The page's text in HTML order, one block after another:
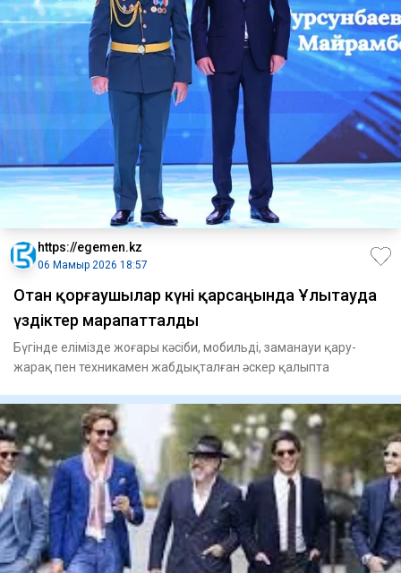
https://egemen.kz
06 Мамыр 2026 18:57
Отан қорғаушылар күні қарсаңында Ұлытауда
үздіктер марапатталды
Бүгінде елімізде жоғары кәсіби, мобильді, заманауи қару-
жарақ пен техникамен жабдықталған әскер қалыпта